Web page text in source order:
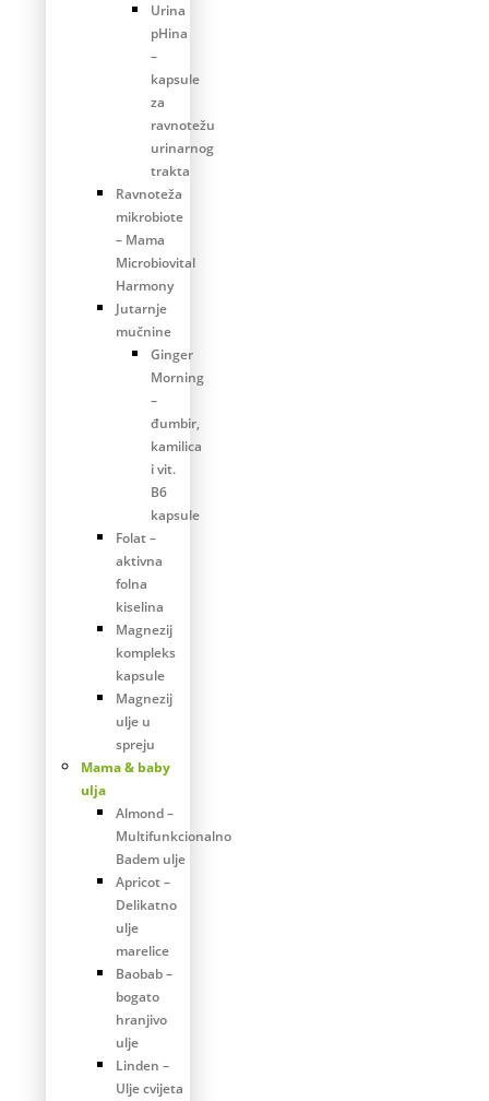
Urina
pHina
–
kapsule
za
ravnotežu
urinarnog
trakta
Ravnoteža
mikrobiote
– Mama
Microbiovital
Harmony
Jutarnje
mučnine
Ginger
Morning
–
đumbir,
kamilica
i vit.
B6
kapsule
Folat –
aktivna
folna
kiselina
Magnezij
kompleks
kapsule
Magnezij
ulje u
spreju
Mama & baby
ulja
Almond –
Multifunkcionalno
Badem ulje
Apricot –
Delikatno
ulje
marelice
Baobab –
bogato
hranjivo
ulje
Linden –
Ulje cvijeta